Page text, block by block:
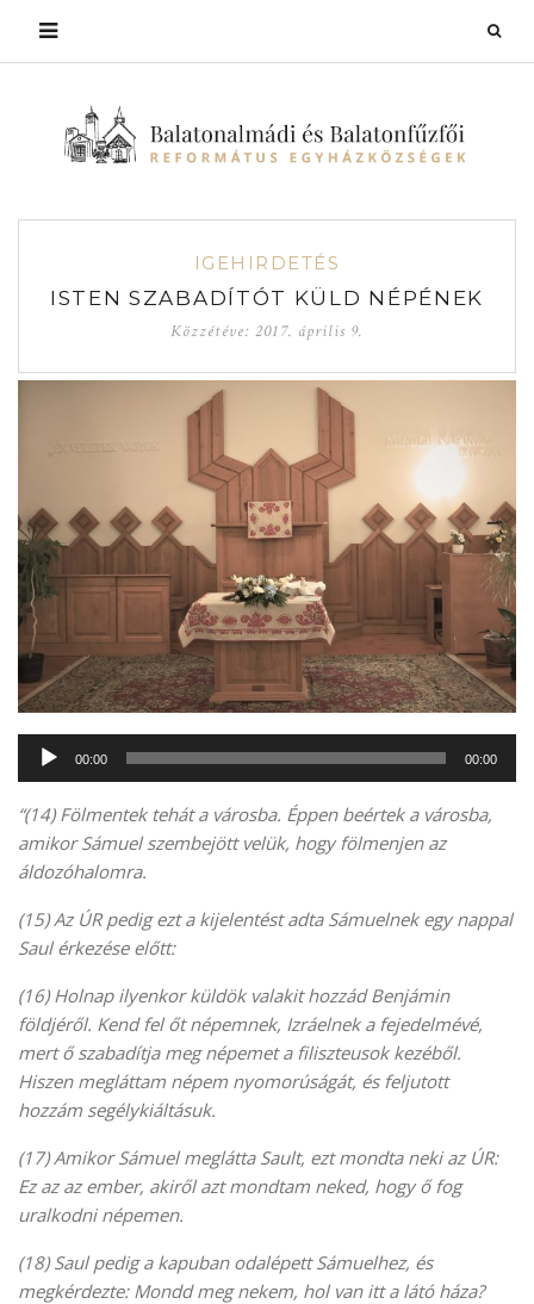
IGEHIRDETÉS
ISTEN SZABADÍTÓT KÜLD NÉPÉNEK
Közzétéve:2017. április 9.
Audió
00:00 00:00
“(14) Fölmentek tehát a városba. Éppen beértek a városba,
amikor Sámuel szembejött velük, hogy fölmenjen az
áldozóhalomra.
(15) Az ÚR pedig ezt a kijelentést adta Sámuelnek egy nappal
Saul érkezése előtt:
(16) Holnap ilyenkor küldök valakit hozzád Benjámin
földjéről. Kend fel őt népemnek, Izráelnek a fejedelmévé,
mert ő szabadítja meg népemet a filiszteusok kezéből.
Hiszen megláttam népem nyomorúságát, és feljutott
hozzám segélykiáltásuk.
(17) Amikor Sámuel meglátta Sault, ezt mondta neki az ÚR:
Ez az az ember, akiről azt mondtam neked, hogy ő fog
uralkodni népemen.
(18) Saul pedig a kapuban odalépett Sámuelhez, és
megkérdezte: Mondd meg nekem, hol van itt a látó háza?